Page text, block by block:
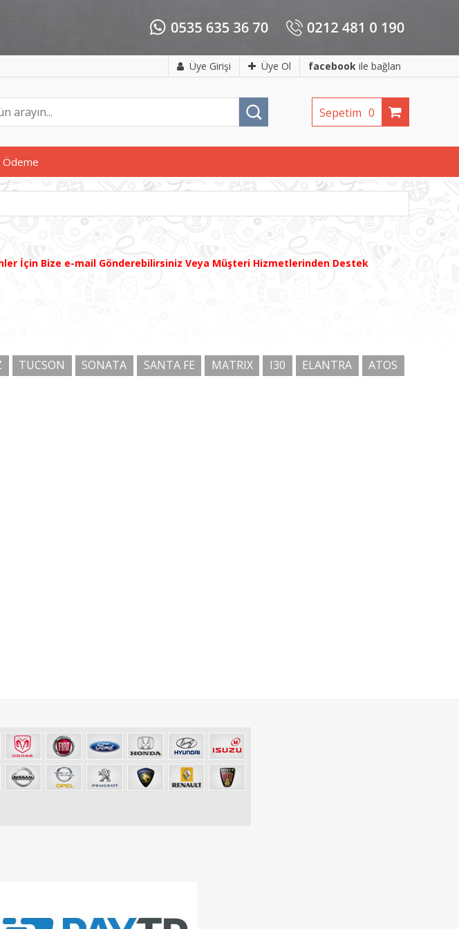
Üye Girişi Üye Ol facebook ile bağlan
Sepetim 0
Ödeme
İçin Bize e-mail Gönderebilirsiniz Veya Müşteri Hizmetlerinden Destek
TUCSON SONATA SANTA FE MATRIX I30 ELANTRA
ATOS